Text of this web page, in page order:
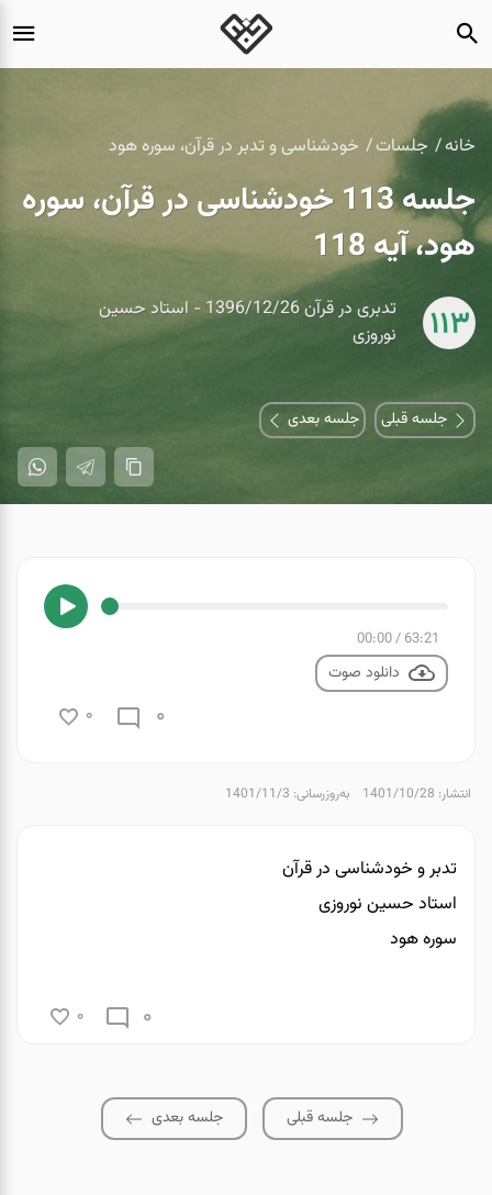
خانه جلسات خودشناسی و تدبر در قرآن، سوره هود
جلسه 113 خودشناسی در قرآن، سوره
هود، آیه 118
113
تدبری در قرآن 1396/12/26 - استاد حسین
نوروزی
جلسه قبلی جلسه بعدی
63:21
/
00:00
دانلود صوت
0
0
انتشار: 1401/10/28 به‌روزرسانی: 1401/11/3
تدبر و خودشناسی در قرآن
استاد حسین نوروزی
سوره هود
0
0
جلسه قبلی جلسه بعدی